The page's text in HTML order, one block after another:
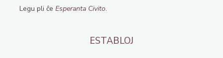
Legu pli ĉe Esperanta Civito.
ESTABLOJ